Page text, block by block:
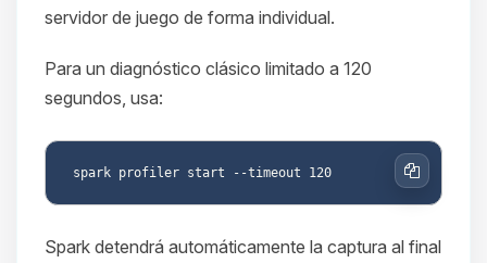
servidor de juego de forma individual.
Para un diagnóstico clásico limitado a 120
segundos, usa:
Copiar
Spark detendrá automáticamente la captura al final